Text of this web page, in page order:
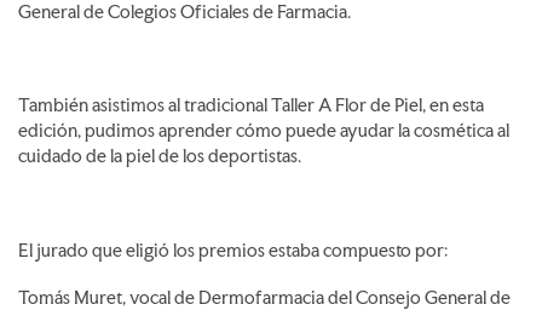
General de Colegios Oficiales de Farmacia.
También asistimos al tradicional Taller A Flor de Piel, en esta
edición, pudimos aprender cómo puede ayudar la cosmética al
cuidado de la piel de los deportistas.
El jurado que eligió los premios estaba compuesto por:
Tomás Muret, vocal de Dermofarmacia del Consejo General de